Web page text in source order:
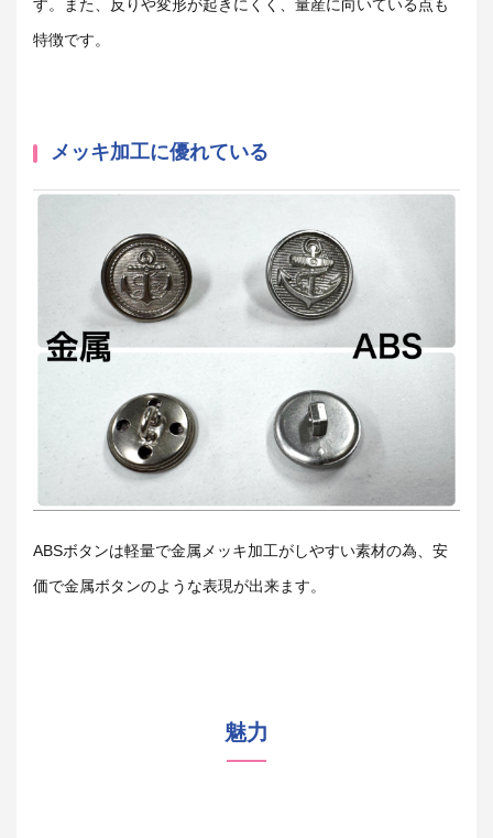
す。また、反りや変形が起きにくく、量産に向いている点も
特徴です。
メッキ加工に優れている
ABSボタンは軽量で金属メッキ加工がしやすい素材の為、安
価で金属ボタンのような表現が出来ます。
魅力